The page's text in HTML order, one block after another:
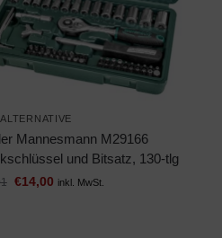
Mannesmann M29166
und Bitsatz, 130-tlg
€14,00 inkl. MwSt.